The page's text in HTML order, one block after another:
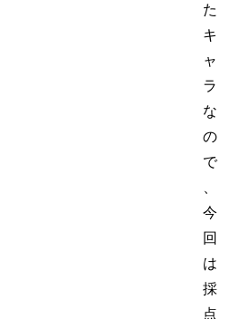
た
キ
ャ
ラ
な
の
で
今
回
は
採
点